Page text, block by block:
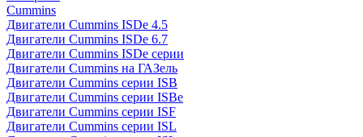
Cummins
Двигатели Cummins ISDe 4.5
Двигатели Cummins ISDe 6.7
Двигатели Cummins ISDe серии
Двигатели Cummins на ГАЗель
Двигатели Cummins серии ISB
Двигатели Cummins серии ISBe
Двигатели Cummins серии ISF
Двигатели Cummins серии ISL